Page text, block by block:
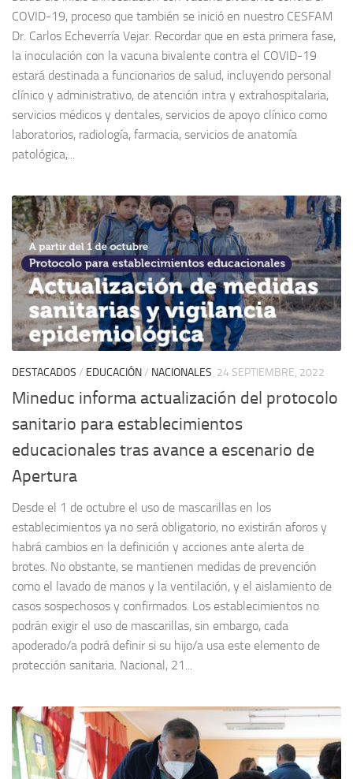
COVID-19, proceso que también se inició en nuestro CESFAM
Dr. Carlos Echeverría Vejar. Recordar que en esta primera fase,
la inoculación con la vacuna bivalente contra el COVID-19
estará destinada a funcionarios de salud, incluyendo personal
clínico y administrativo, de atención intra y extrahospitalaria,
servicios médicos y dentales, servicios de apoyo clínico como
laboratorios, radiología, farmacia, servicios de anatomía
patológica,...
DESTACADOS / EDUCACIÓN/ NACIONALES 24 SEPTIEMBRE, 2022
Mineduc informa actualización del protocolo
sanitario para establecimientos
educacionales tras avance a escenario de
Apertura
Desde el 1 de octubre el uso de mascarillas en los
establecimientos ya no será obligatorio, no existirán aforos y
habrá cambios en la definición y acciones ante alerta de
brotes. No obstante, se mantienen medidas de prevención
como el lavado de manos y la ventilación, y el aislamiento de
casos sospechosos y confirmados. Los establecimientos no
podrán exigir el uso de mascarillas, sin embargo, cada
apoderado/a podrá definir si su hijo/a usa este elemento de
protección sanitaria. Nacional, 21...